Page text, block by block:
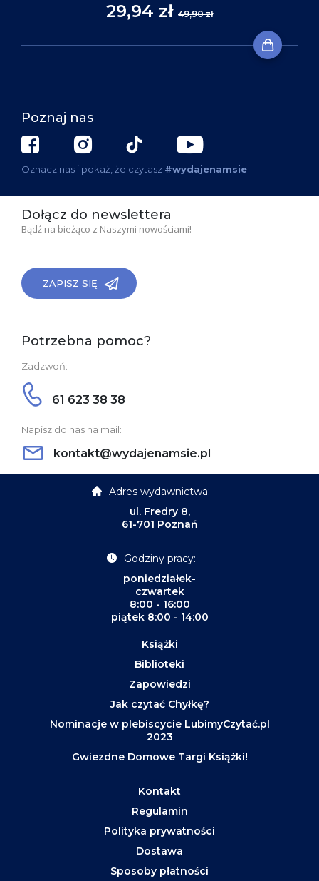
29,94 zł 49,90 zł
Poznaj nas
Oznacz nas i pokaż, że czytasz #wydajenamsie
Dołącz do newslettera
Bądź na bieżąco z Naszymi nowościami!
ZAPISZ SIĘ
Potrzebna pomoc?
Zadzwoń:
61 623 38 38
Napisz do nas na mail:
kontakt@wydajenamsie.pl
Adres wydawnictwa:
ul. Fredry 8,
61-701 Poznań
Godziny pracy:
poniedziałek-
czwartek
8:00 - 16:00
piątek 8:00 - 14:00
Książki
Biblioteki
Zapowiedzi
Jak czytać Chyłkę?
Nominacje w plebiscycie LubimyCzytać.pl
2023
Gwiezdne Domowe Targi Książki!
Kontakt
Regulamin
Polityka prywatności
Dostawa
Sposoby płatności